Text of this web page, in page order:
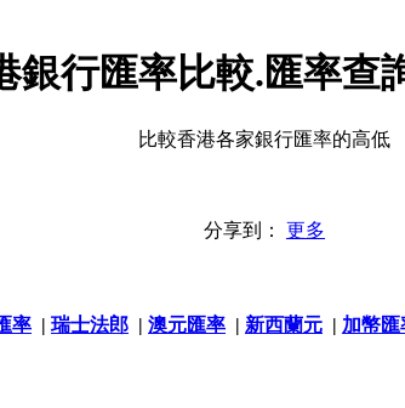
銀行匯率比較.匯率查
比較香港各家銀行匯率的高低
分享到： 更多
率 | 瑞士法郎 | 澳元匯率 | 新西蘭元 | 加幣匯